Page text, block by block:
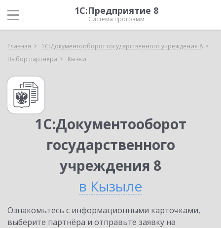
1С:Предприятие 8
Система программ
Главная
1С:Документооборот государственного учреждения 8
Выбор партнёра
Кызыл
1С:Документооборот
государственного
учреждения 8
в Кызыле
Ознакомьтесь с информационными карточками,
выберите партнёра и отправьте заявку на